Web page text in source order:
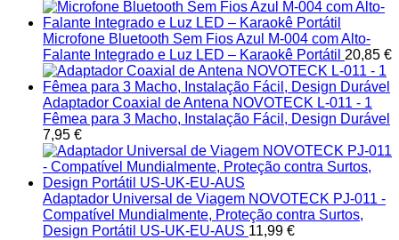
Microfone Bluetooth Sem Fios Azul M-004 com Alto-
Falante Integrado e Luz LED – Karaokê Portátil 20,85 €
Adaptador Coaxial de Antena NOVOTECK L-011 - 1
Fêmea para 3 Macho, Instalação Fácil, Design Durável
7,95 €
Adaptador Universal de Viagem NOVOTECK PJ-011 -
Compatível Mundialmente, Proteção contra Surtos,
Design Portátil US-UK-EU-AUS 11,99 €